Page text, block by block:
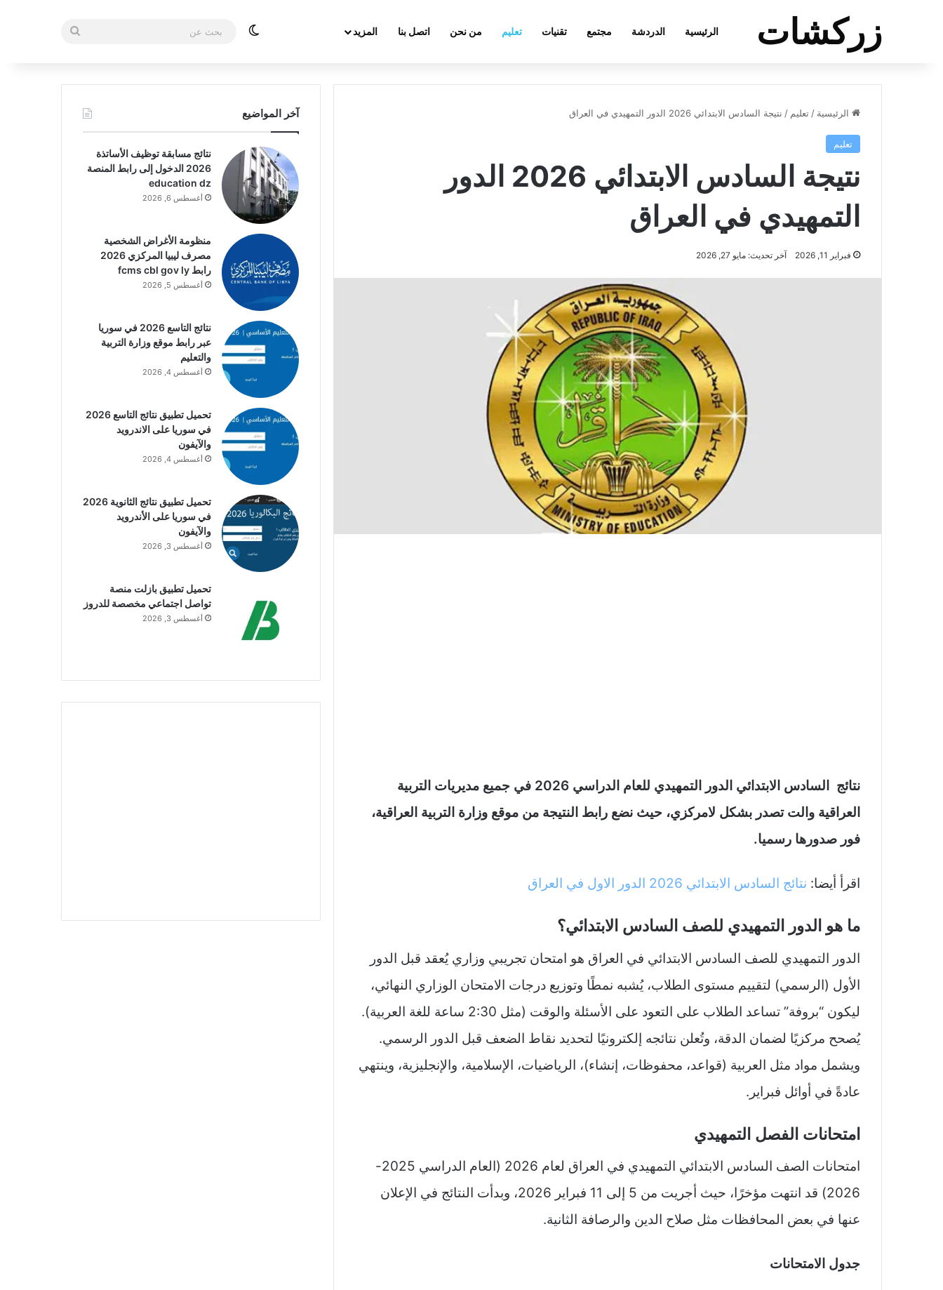
زركشات الرئيسية الدردشة مجتمع تقنيات تعليم من نحن اتصل بنا المزيد الوضع المظلم
بحث
الرئيسية / تعليم / نتيجة السادس الابتدائي 2026 الدور التمهيدي في العراق
تعليم
نتيجة السادس الابتدائي 2026 الدور
التمهيدي في العراق
فبراير 11, 2026 آخر تحديث: مايو 27, 2026
نتائج السادس الابتدائي الدور التمهيدي للعام الدراسي 2026 في جميع مديريات التربية
العراقية والت تصدر بشكل لامركزي، حيث نضع رابط النتيجة من موقع وزارة التربية العراقية،
فور صدورها رسميا.
اقرأ أيضا: نتائج السادس الابتدائي 2026 الدور الاول في العراق
ما هو الدور التمهيدي للصف السادس الابتدائي؟
الدور التمهيدي للصف السادس الابتدائي في العراق هو امتحان تجريبي وزاري يُعقد قبل الدور
الأول (الرسمي) لتقييم مستوى الطلاب، يُشبه نمطًا وتوزيع درجات الامتحان الوزاري النهائي،
ليكون “بروفة” تساعد الطلاب على التعود على الأسئلة والوقت (مثل 2:30 ساعة للغة العربية).
يُصحح مركزيًا لضمان الدقة، وتُعلن نتائجه إلكترونيًا لتحديد نقاط الضعف قبل الدور الرسمي.
ويشمل مواد مثل العربية (قواعد، محفوظات، إنشاء)، الرياضيات، الإسلامية، والإنجليزية، وينتهي
عادةً في أوائل فبراير.
امتحانات الفصل التمهيدي
امتحانات الصف السادس الابتدائي التمهيدي في العراق لعام 2026 (العام الدراسي 2025-
2026) قد انتهت مؤخرًا، حيث أجريت من 5 إلى 11 فبراير 2026، وبدأت النتائج في الإعلان
عنها في بعض المحافظات مثل صلاح الدين والرصافة الثانية.
جدول الامتحانات
آخر المواضيع
نتائج مسابقة توظيف الأساتذة
2026 الدخول إلى رابط المنصة
education dz
أغسطس 6, 2026
منظومة الأغراض الشخصية
مصرف ليبيا المركزي 2026
رابط fcms cbl gov ly
أغسطس 5, 2026
نتائج التاسع 2026 في سوريا
عبر رابط موقع وزارة التربية
والتعليم
أغسطس 4, 2026
تحميل تطبيق نتائج التاسع 2026
في سوريا على الاندرويد
والآيفون
أغسطس 4, 2026
تحميل تطبيق نتائج الثانوية 2026
في سوريا على الأندرويد
والآيفون
أغسطس 3, 2026
تحميل تطبيق بازلت منصة
تواصل اجتماعي مخصصة للدروز
أغسطس 3, 2026